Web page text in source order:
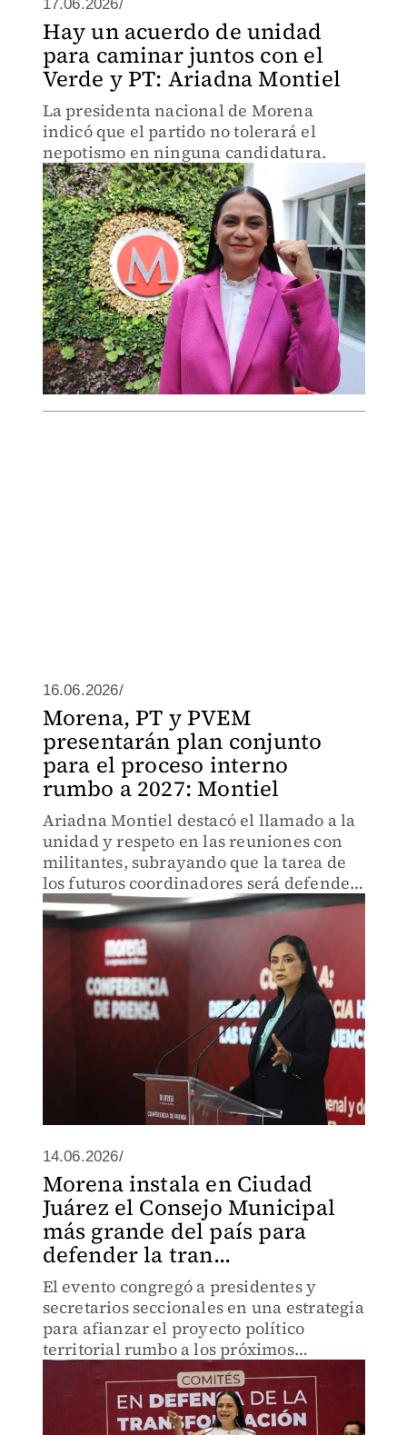
17.06.2026/
Hay un acuerdo de unidad
para caminar juntos con el
Verde y PT: Ariadna Montiel
La presidenta nacional de Morena
indicó que el partido no tolerará el
nepotismo en ninguna candidatura.
16.06.2026/
Morena, PT y PVEM
presentarán plan conjunto
para el proceso interno
rumbo a 2027: Montiel
Ariadna Montiel destacó el llamado a la
unidad y respeto en las reuniones con
militantes, subrayando que la tarea de
los futuros coordinadores será defender
el proyecto de nación.
14.06.2026/
Morena instala en Ciudad
Juárez el Consejo Municipal
más grande del país para
defender la tran...
El evento congregó a presidentes y
secretarios seccionales en una estrategia
para afianzar el proyecto político
territorial rumbo a los próximos
compromisos electorales.